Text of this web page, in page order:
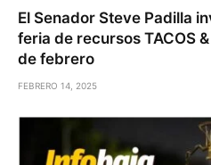
El Senador Steve Padilla
feria de recursos TACOS
de febrero
FEBRERO 14, 2025